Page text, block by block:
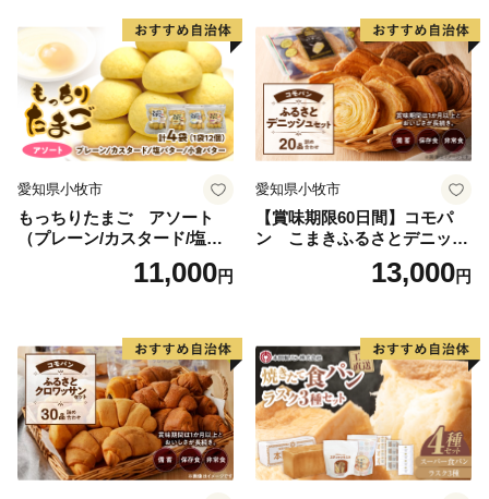
愛知県小牧市
もっちりたまご アソート
（プレーン/カスタード/塩バ
ター/小倉バター）11,000円
愛知県小牧市
【賞味期限60日間】コモパ
ン こまきふるさとデニッシ
ュセット（20個入り）／災害
用備蓄 保存食 非常食 防災グ
13,000円